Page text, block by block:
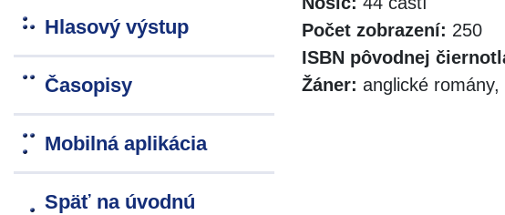
Hlasový výstup
Časopisy
Mobilná aplikácia
Späť na úvodnú
Počet zobrazení: 250
ISBN pôvodnej
Žáner: anglické